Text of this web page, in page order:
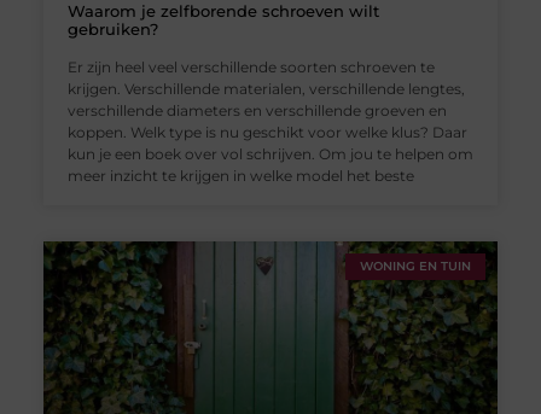
Waarom je zelfborende schroeven wilt
gebruiken?
Er zijn heel veel verschillende soorten schroeven te
krijgen. Verschillende materialen, verschillende lengtes,
verschillende diameters en verschillende groeven en
koppen. Welk type is nu geschikt voor welke klus? Daar
kun je een boek over vol schrijven. Om jou te helpen om
meer inzicht te krijgen in welke model het beste
WONING EN TUIN